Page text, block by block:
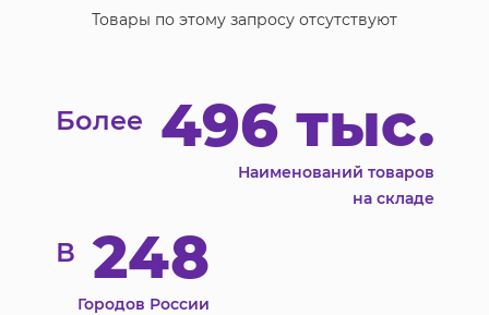
Товары по этому запросу отсутствуют
Более 496 тыс.
Наименований товаров
на складе
В 248
Городов России